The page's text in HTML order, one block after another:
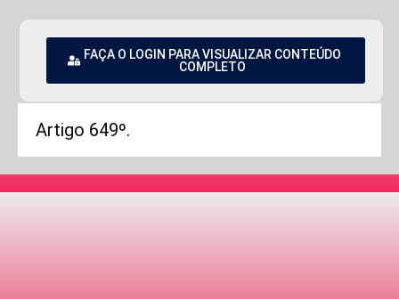
FAÇA O LOGIN PARA VISUALIZAR CONTEÚDO
COMPLETO
Artigo 649º.